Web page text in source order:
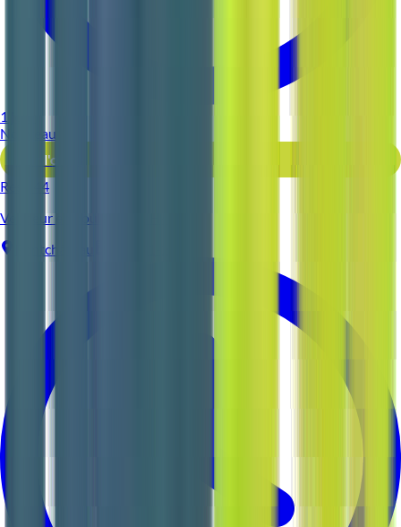
1 jour
Nouveau
Voir l'offre
Reso 44
Vendeur en boulangerie H/F
Pontchâteau